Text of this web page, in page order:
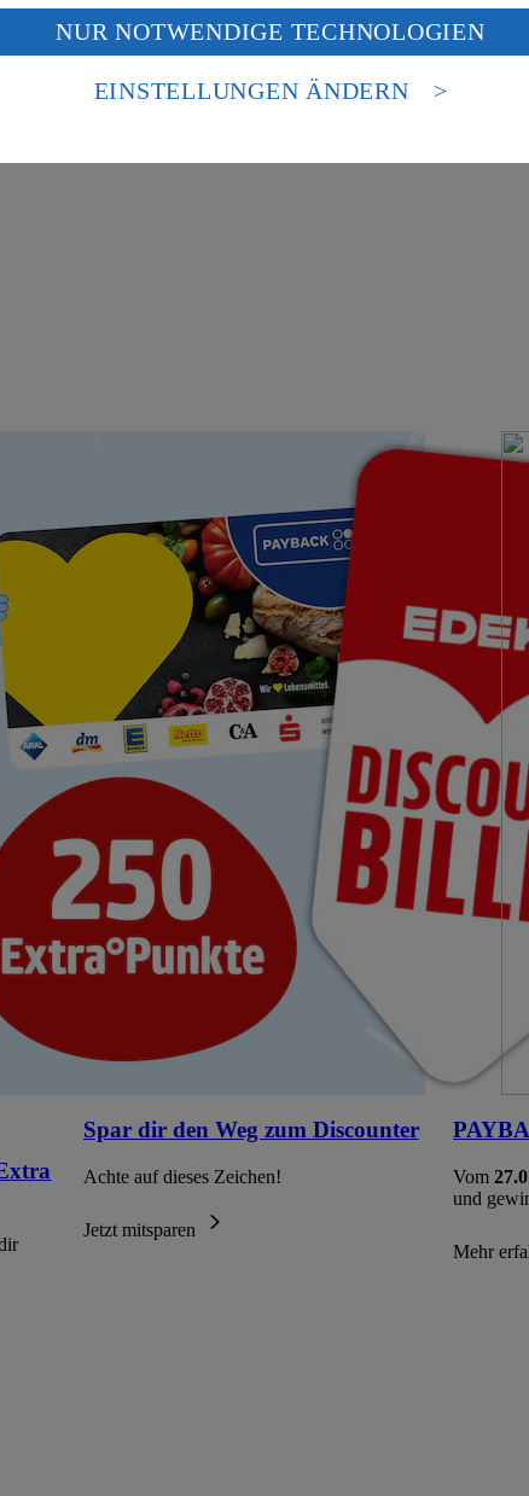
Spar dir den Weg zum Discounter
Achte auf dieses Zeichen!
Jetzt mitsparen
Vom
und
Mehr
„Aktivieren“ klickst, willigst du im Sinne des Art. 49 Abs. 1 Satz 1 lit.
Daten in den USA verarbeitet werden. Der EuGH sieht die USA als
europäischen Standards nicht angemessenen Datenschutzniveau an. Es
Zugriffs durch US-amerikanische Behörden.
NUR NOTWENDIGE TECHNOLOGIEN
EINSTELLUNGEN ÄNDERN